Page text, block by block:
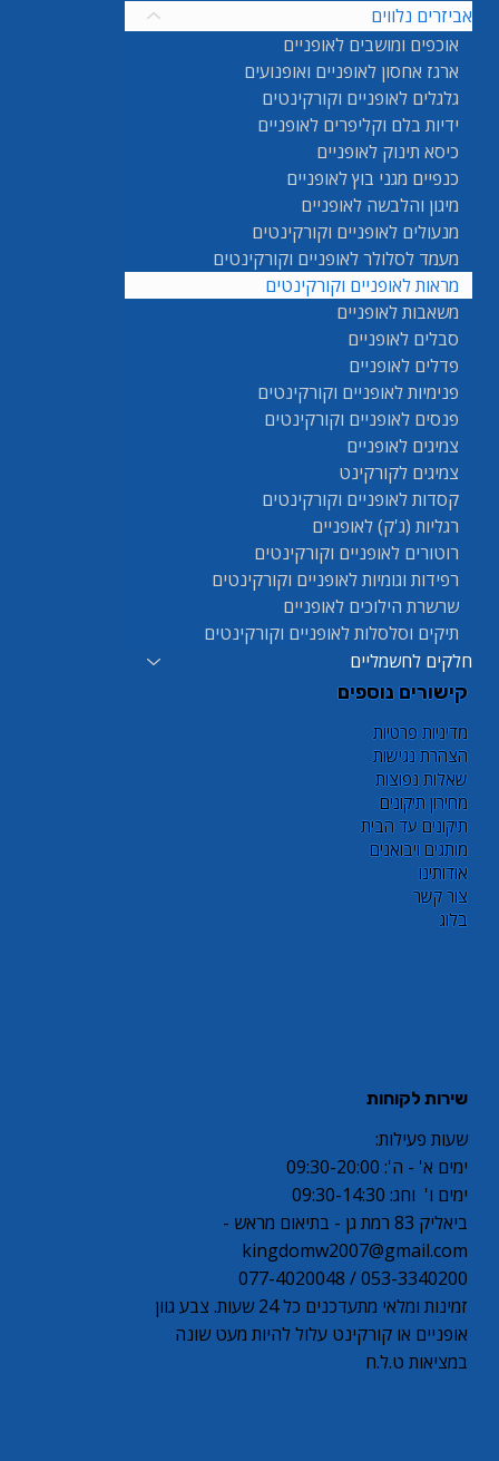
שירות לקוחות
שעות פעילות:
ימים א' - ה': 09:30-20:00
ימים ו' וחג: 09:30-14:30
ביאליק 83 רמת גן - בתיאום מראש -
kingdomw2007@gmail.com
053-3340200 / 077-4020048
זמינות ומלאי מתעדכנים כל 24 שעות. צבע גוון
אופניים או קורקינט עלול להיות מעט שונה
במציאות ט.ל.ח
קישורים נוספים
מדיניות פרטיות
הצהרת נגישות
שאלות נפוצות
מחירון תיקונים
תיקונים עד הבית
מותגים ויבואנים
אודותינו
צור קשר
בלוג
אביזרים נלווים
אוכפים ומושבים לאופניים
ארגז אחסון לאופניים ואופנועים
גלגלים לאופניים וקורקינטים
ידיות בלם וקליפרים לאופניים
כיסא תינוק לאופניים
כנפיים מגני בוץ לאופניים
מיגון והלבשה לאופניים
מנעולים לאופניים וקורקינטים
מעמד לסלולר לאופניים וקורקינטים
מראות לאופניים וקורקינטים
משאבות לאופניים
סבלים לאופניים
פדלים לאופניים
פנימיות לאופניים וקורקינטים
פנסים לאופניים וקורקינטים
צמיגים לאופניים
צמיגים לקורקינט
קסדות לאופניים וקורקינטים
רגליות (ג'ק) לאופניים
רוטורים לאופניים וקורקינטים
רפידות וגומיות לאופניים וקורקינטים
שרשרת הילוכים לאופניים
תיקים וסלסלות לאופניים וקורקינטים
חלקים לחשמליים